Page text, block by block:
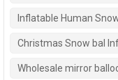
Inflatable Human
Christmas Snow bal
Wholesale mirror